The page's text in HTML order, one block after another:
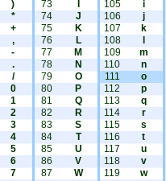
)
*
+
,
-
.
/
0
1
2
3
4
5
6
7
73
74
J
75
K
76
L
77
M
78
N
79
O
80
P
81
Q
82
R
83
S
84
T
85
U
86
V
87
W
105
i
106
j
107
k
108
109
m
110
n
111
o
112
p
113
q
114
r
115
s
116
t
117
u
118
v
119
w